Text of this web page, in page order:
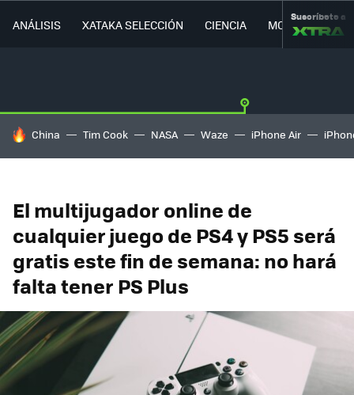
ANÁLISIS XATAKA SELECCIÓN CIENCIA MOVILIDAD
Suscríbete a
HOY SE HABLA DE
China Tim Cook NASA Waze iPhone Air
El multijugador online de
cualquier juego de PS4 y PS5 será
gratis este fin de semana: no hará
falta tener PS Plus